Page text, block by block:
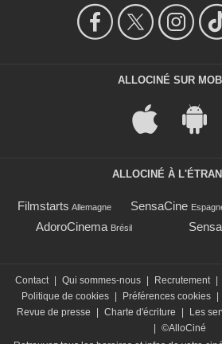
ALLOCINÉ SUR
ALLOCINÉ À
Filmstarts Allemagne SensaCine
AdoroCinema Brésil
Contact Qui sommes-nous Recrutement
Politique de cookies
Préférences cookies
Revue de presse
Charte d'écriture Les
©AlloCiné